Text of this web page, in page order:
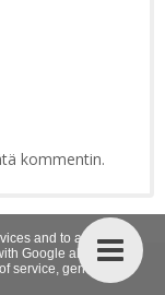
kommentin.
and to analyze
Google along with
service, generate